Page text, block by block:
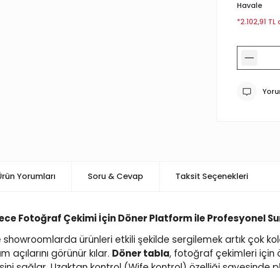
Havale
*2.102,91
Yorumları Soru & Cevap Taksit Seçenekleri
Fotoğraf Çekimi İçin Döner Platform ile Profesyonel
ürünleri etkili şekilde sergilemek artık çok
görünür kılar. Döner tabla, fotoğraf çekimleri için